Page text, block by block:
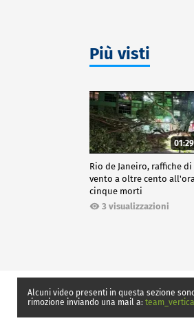
Più visti
01:29
Rio de Janeiro, raffiche di
vento a oltre cento
cinque morti
3 visualizzazioni
Alcuni video presenti in questa sezione
rimozione inviando una mail a: